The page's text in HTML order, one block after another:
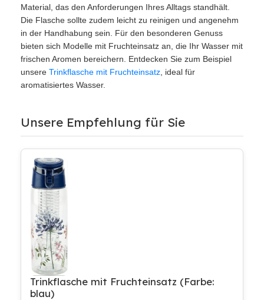
Material, das den Anforderungen Ihres Alltags standhält.
Die Flasche sollte zudem leicht zu reinigen und angenehm
in der Handhabung sein. Für den besonderen Genuss
bieten sich Modelle mit Fruchteinsatz an, die Ihr Wasser mit
frischen Aromen bereichern. Entdecken Sie zum Beispiel
unsere Trinkflasche mit Fruchteinsatz , ideal für
aromatisiertes Wasser.
Unsere Empfehlung für Sie
Trinkflasche mit Fruchteinsatz (Farbe:
blau)